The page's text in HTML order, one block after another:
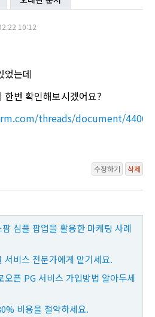
10:12
었는데
한번 확인해보시겠어요?
threads/document/44068
수정하기 삭제
심플 팝업을 활용한 마케팅 사례
서비스 전문가에게 맡기세요.
오픈 PG 서비스 가입방법 알아두세
비용을 절약하세요.